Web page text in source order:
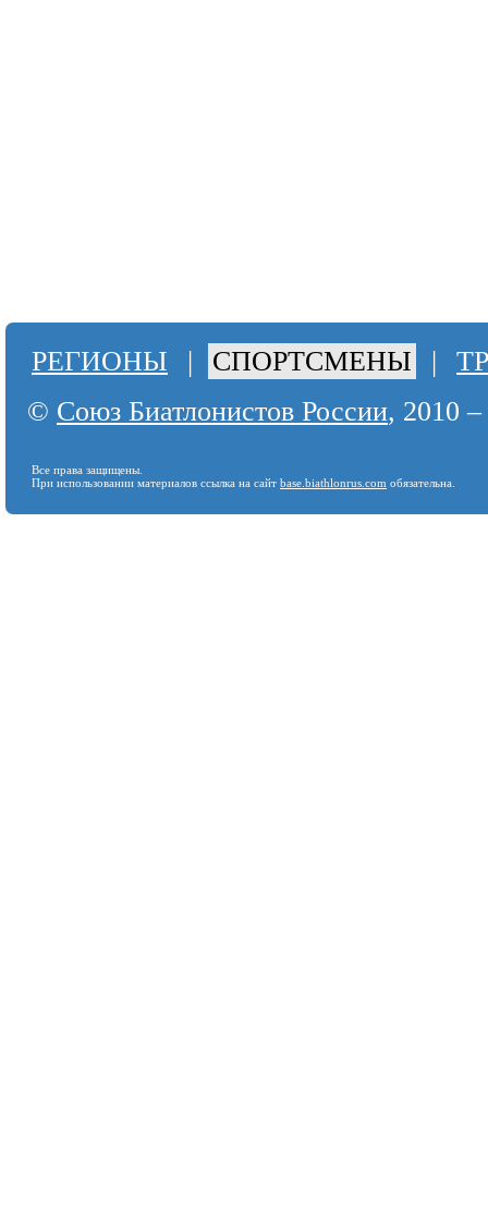
РЕГИОНЫ | СПОРТСМЕНЫ |
© Союз Биатлонистов России, 2010
Все права защищены.
При использовании материалов ссылка на сайт base.biathlonrus.com обязательна.